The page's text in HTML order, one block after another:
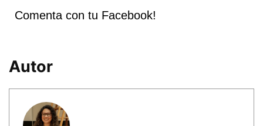
Comenta con tu Facebook!
Autor